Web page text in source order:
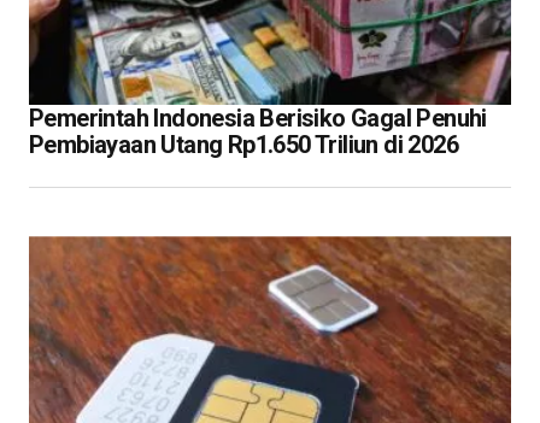
Pemerintah Indonesia Berisiko Gagal Penuhi
Pembiayaan Utang Rp1.650 Triliun di 2026